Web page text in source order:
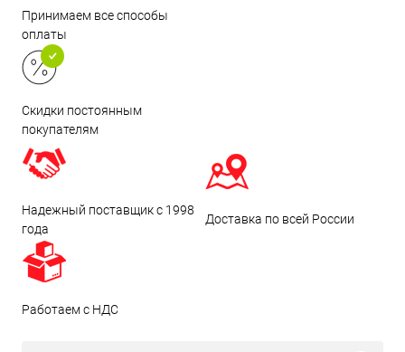
Принимаем все способы
оплаты
Скидки постоянным
покупателям
Надежный поставщик с 1998
года
Доставка по всей России
Работаем с НДС